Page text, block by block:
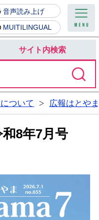
山町
音声読み上げ
MUITILINGUAL
サイト内検索
ついて 広報はとや
8年7月号